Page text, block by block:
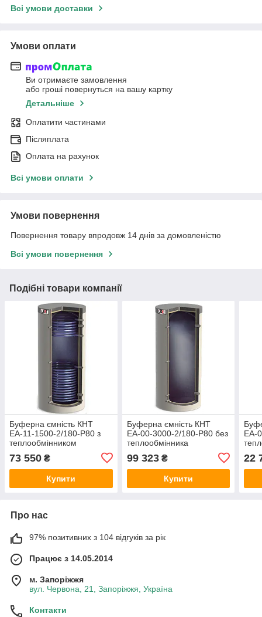
Всі умови доставки
Умови оплати
Ви отримаєте замовлення
або гроші повернуться на вашу картку
Детальніше
Оплатити частинами
Післяплата
Оплата на рахунок
Всі умови оплати
Умови повернення
Повернення товару впродовж 14 днів за домовленістю
Всі умови повернення
Подібні товари компанії
Буферна ємність КНТ
ЕА-11-1500-2/180-P80 з
теплообмінником
73 550 ₴
Купити
Буферна ємність КНТ
ЕА-00-3000-2/180-P80 без
теплообмінника
99 323₴
Купити
ЕА-
22
Про нас
97% позитивних з 104 відгуків за рік
Працює з 14.05.2014
м. Запоріжжя
вул. Червона, 21, Запоріжжя, Україна
Контакти